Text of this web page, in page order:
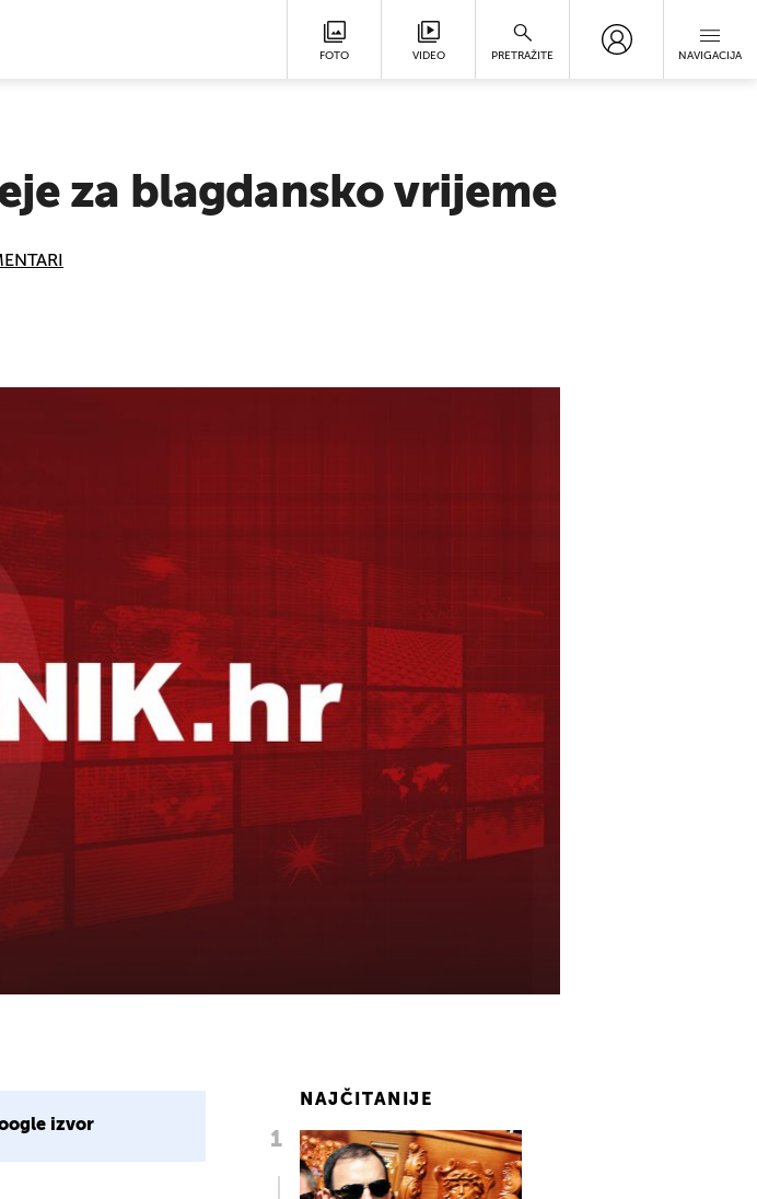
FOTO VIDEO PRETRAŽITE NAVIGACIJA
za blagdansko vrijeme
izvor
NAJČITANIJE